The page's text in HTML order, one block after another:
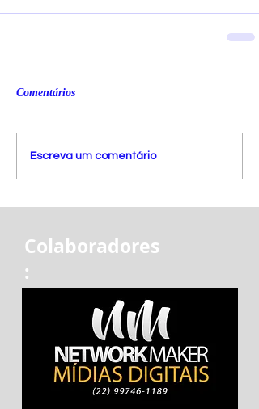
Comentários
Escreva um comentário
Colaboradores
: